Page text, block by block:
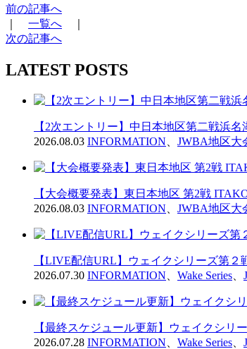
前の記事へ
一覧へ
次の記事へ
LATEST POSTS
【2次エントリー】中日本地区第二戦浜名
2026.08.03 INFORMATION JWBA地区大
【大会概要発表】東日本地区 第2戦
2026.08.03 INFORMATION JWBA地区大
【LIVE配信URL】ウェイクシリーズ第
2026.07.30 INFORMATION Wake Series
【最終スケジュール更新】ウェイクシリ
2026.07.28 INFORMATION Wake Series